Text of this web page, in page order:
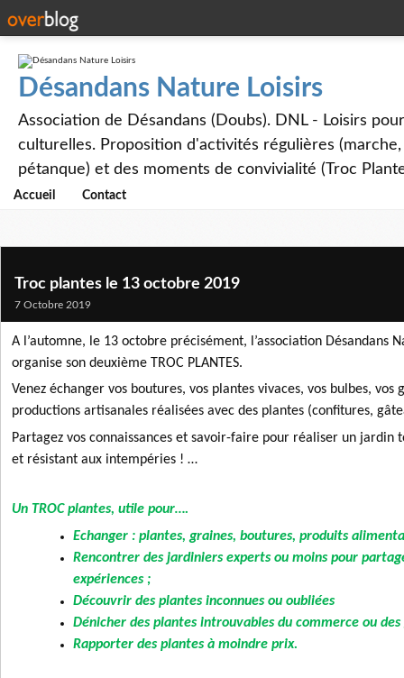
Désandans Nature Loisirs
Association de Désandans (Doubs). DNL - Loisirs
culturelles. Proposition d'activités régulières
pétanque) et des moments de convivialité (Troc
Accueil Contact
Troc plantes le 13 octobre 2019
7 Octobre 2019
A l’automne, le 13 octobre précisément, l’association Désandans
organise son deuxième TROC PLANTES.
Venez échanger vos boutures, vos plantes vivaces, vos bulbes, vos
productions artisanales réalisées avec des plantes (confitures,
Partagez vos connaissances et savoir-faire pour réaliser un
et résistant aux intempéries ! …
Un TROC plantes, utile pour….
Echanger : plantes, graines, boutures, produits
Rencontrer des jardiniers experts ou moins pour
expériences ;
Découvrir des plantes inconnues ou oubliées
Dénicher des plantes introuvables du commerce ou
Rapporter des plantes à moindre prix.